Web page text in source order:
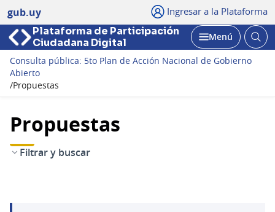
gub.uy Ingresar a la Plataforma
Plataforma de Participación
Ciudadana Digital
Abrir
Menú
Consulta pública: 5to Plan de Acción Nacional de Gobierno
Abierto
/Propuestas
Propuestas
Filtrar y buscar